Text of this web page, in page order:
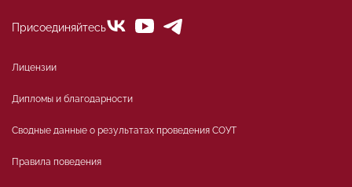
Присоединяйтесь
Лицензии
Дипломы и благодарности
Сводные данные о результатах проведения СОУТ
Правила поведения